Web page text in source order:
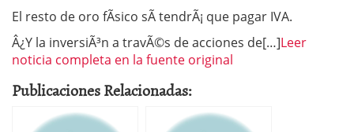
El resto de oro fÃ­sico sÃ­ tendrÃ¡ que pagar IVA.
Â¿Y la inversiÃ³n a travÃ©s de acciones de[…]Leer
noticia completa en la fuente original
Publicaciones Relacionadas: